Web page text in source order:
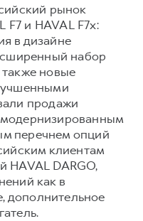
рынок
и HAVAL F7x:
в дизайне
набор
новые
продажи
перечнем опций
клиентам
HAVAL DARGO,
как в
дополнительное